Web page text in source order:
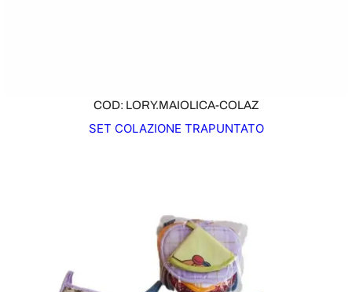
COD: LORY.MAIOLICA-COLAZ
SET COLAZIONE TRAPUNTATO